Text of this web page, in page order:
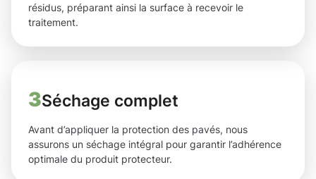
résidus, préparant ainsi la surface à recevoir le
traitement.
3Séchage complet
Avant d’appliquer la protection des pavés, nous
assurons un séchage intégral pour garantir l’adhérence
optimale du produit protecteur.